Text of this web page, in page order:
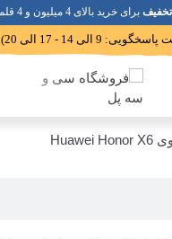
برای خرید بالای 4 میلیون و 4 قلم کالا!